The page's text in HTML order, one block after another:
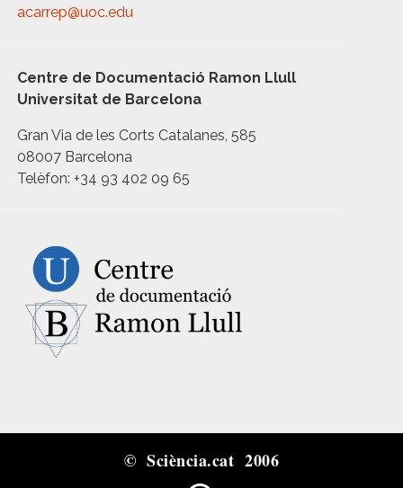
acarrep@uoc.edu
Centre de Documentació Ramon Llull
Universitat de Barcelona
Gran Via de les Corts Catalanes, 585
08007 Barcelona
Telèfon: +34 93 402 09 65
© Sciència.cat 2006